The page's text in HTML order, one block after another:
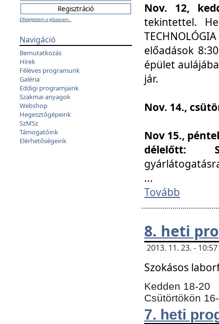
Elfelejtettem a jelszavam...
Navigáció
Bemutatkozás
Hírek
Féléves programunk
Galéria
Eddigi programjaink
Szakmai anyagok
Webshop
Hegesztőgépeink
SzMSz
Támogatóink
Elérhetőségeink
Nov. 12,
tekintettel.
előadások
épület
jár.
Nov. 14.,
Nov 15.,
délelőtt:
...
Tovább
8. heti
2013. 11. 23. -
Szokásos
Kedden 18-20
Csütörtökön
7. heti